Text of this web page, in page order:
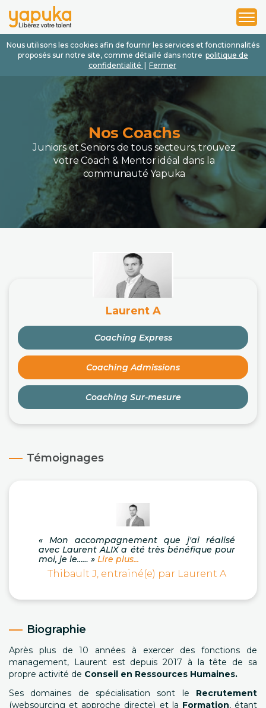
Nous utilisons les cookies afin de fournir les services et fonctionnalités
proposés sur notre site, comme détaillé dans notre politique de
confidentialité
Fermer
1
2
3
Nos Coachs
Juniors et Seniors de tous secteurs, trouvez
votre Coach & Mentor idéal dans la
communauté Yapuka
Laurent A
Coaching Express
Coaching Admissions
Coaching Sur-mesure
Témoignages
« Mon accompagnement que j'ai réalisé
avec Laurent ALIX a été très bénéfique pour
moi, je le...… » Lire plus...
Thibault J, entrainé(e) par Laurent A
Biographie
Après plus de 10 années à exercer des fonctions de
management, Laurent est depuis 2017 à la tête de sa
propre activité de Conseil en Ressources Humaines.
Ses domaines de spécialisation sont le Recrutement
(websourcing et approche directe) et la Formation, étant